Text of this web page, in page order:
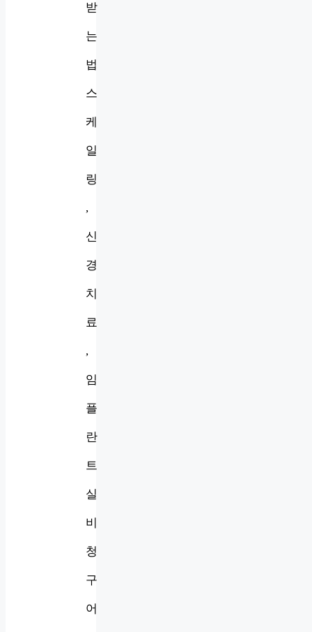
받
는
법
스
케
일
링
,
신
경
치
료
,
임
플
란
트
실
비
청
구
어